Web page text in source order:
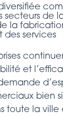
secteurs de
la
des services
et
bien
toute la ville